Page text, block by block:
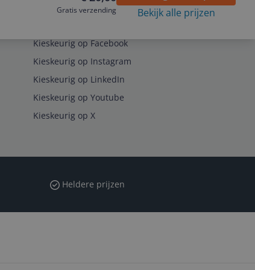
Gratis verzending
Bekijk alle prijzen
Kieskeurig op Facebook
Kieskeurig op Instagram
Kieskeurig op LinkedIn
Kieskeurig op Youtube
Kieskeurig op X
Heldere prijzen